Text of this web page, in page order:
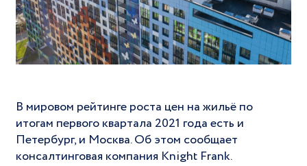
В мировом рейтинге роста цен на жильё по
итогам первого квартала 2021 года есть и
Петербург, и Москва. Об этом сообщает
консалтинговая компания Knight Frank.